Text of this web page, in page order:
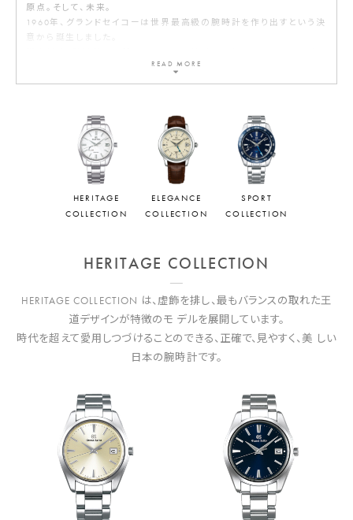
原点。そして、未来。
1960年、グランドセイコーは世界最高級の腕時計を作り出すという決
意から誕生しました。
統と品質は今日まで受け継がれています。
HERITAGE
COLLECTION
ELEGANCE
COLLECTION
SPORT
COLLECTION
HERITAGE COLLECTION
HERITAGE COLLECTION は、虚飾を排し、最もバランスの取れた王
道デザインが特徴のモ デルを展開しています。
時代を超えて愛用しつづけることのできる、正確で、見やすく、美 しい
日本の腕時計です。